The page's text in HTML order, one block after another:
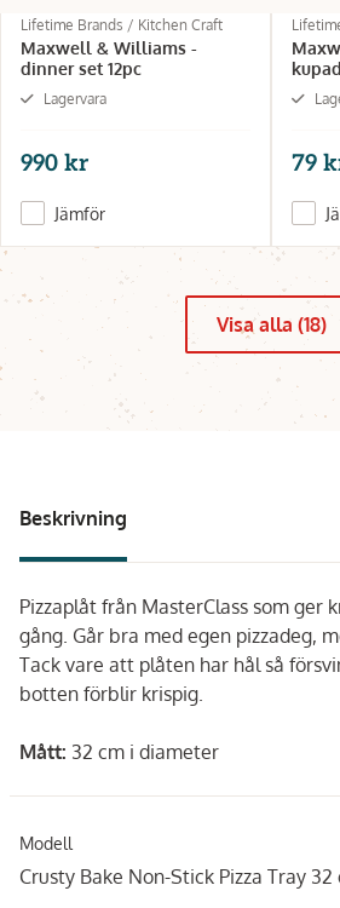
Lifetime Brands / Kitchen Craft
Maxwell & Williams -
dinner set 12pc
Lagervara
990 kr
Jämför
79
Visa alla (18)
Beskrivning
Pizzaplåt från MasterClass som ger
gång. Går bra med egen pizzadeg,
Tack vare att plåten har hål så
botten förblir krispig.
Mått: 32 cm i diameter
Modell
Crusty Bake Non-Stick Pizza Tray 32